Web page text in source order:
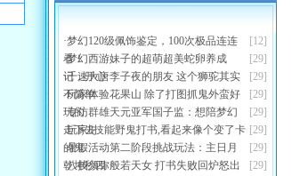
[12]
·梦幻120级佩饰鉴定，100次极品连连
看！
[29]
·梦幻西游妹子的超萌超美蛇卵养成
记，开心
[29]
·千速大唐李子夜的朋友 这个狮驼其实
不简单
[29]
·玩家体验花果山 除了打图抓鬼外蛮好
玩的
[29]
·专访群雄天元亚军国子监：想陪梦幻
走下去
[29]
·玩家8技能野鬼打书,看起来像个变了卡
的鬼
[29]
·暑假活动第二阶段挑战玩法：主日月
乾坤秒四
[29]
·八技须弥般若天女 打书失败回炉怒出